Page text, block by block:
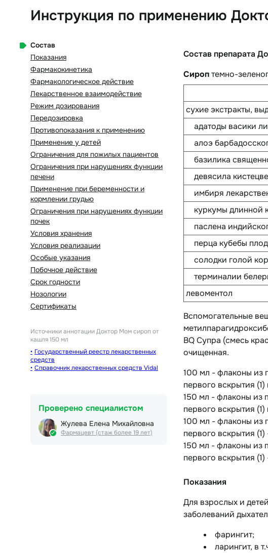
Инструкция по применению
Состав
Показания
Фармакокинетика
Фармакологическое действие
Лекарственное взаимодействие
Режим дозирования
Передозировка
Противопоказания к применению
Применение у детей
Ограничения для пожилых пациентов
Ограничения при нарушениях функции
печени
Применение при беременности и
кормлении грудью
Ограничения при нарушениях функции
почек
Условия хранения
Условия реализации
Особые указания
Побочное действие
Срок годности
Нозологии
Сертификаты
Источники аннотацииДоктор Мом сироп от
кашля 150 мл
Государственный реестр лекарственных
средств
Справочник лекарственных средств Vidal
Проверено специалистом
Жулева Елена Михайловна
Фармацевт (стаж более 19 лет)
Состав препарата
Сироптемно-
сухие экстракты,
адатоды васики
алоэ
базилика
девясила
имбиря
куркумы длинной
паслена
перца кубебы
солодки голой
терминалии
левоментол
Вспомогательные
BQ Супра (смесь
очищенная.
100 мл - флаконы из
первого вскрытия
150 мл - флаконы из
первого вскрытия
100 мл - флаконы из
первого вскрытия
150 мл - флаконы из
первого вскрытия
Показания
Для взрослых и
заболеваний
фарингит;
ларингит, в